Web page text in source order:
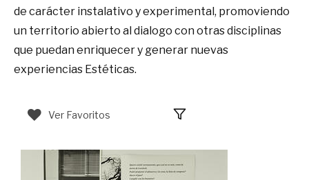
de carácter instalativo y experimental, promoviendo
un territorio abierto al dialogo con otras disciplinas
que puedan enriquecer y generar nuevas
experiencias Estéticas.
Ver Favoritos